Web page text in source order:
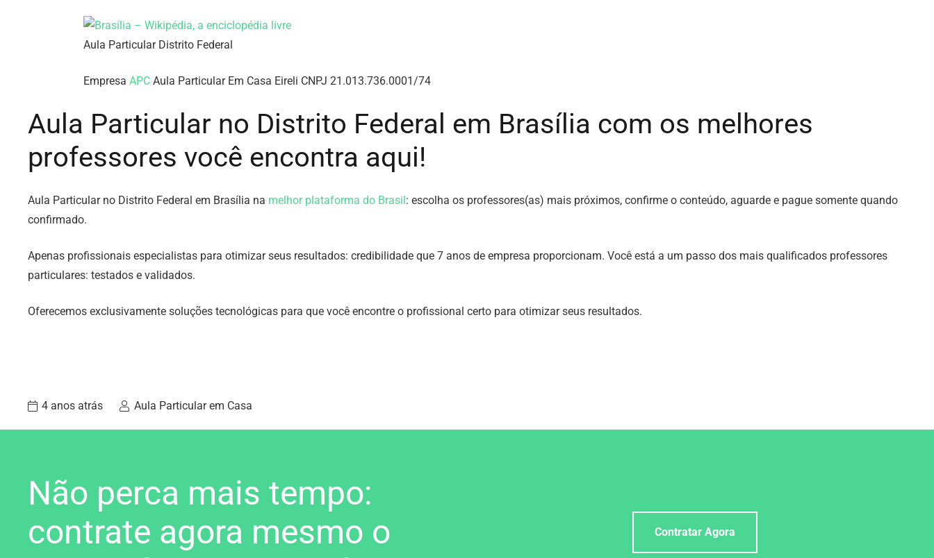
Aula Particular Distrito Federal
Empresa APC Aula Particular Em Casa Eireli CNPJ 21.013.736.0001/74
Aula Particular no Distrito Federal em Brasília com os melhores
professores você encontra aqui!
Aula Particular no Distrito Federal em Brasília na melhor plataforma do Brasil: escolha os professores(as) mais próximos, confirme o conteúdo, aguarde e pague somente quando
confirmado.
Apenas profissionais especialistas para otimizar seus resultados: credibilidade que 7 anos de empresa proporcionam. Você está a um passo dos mais qualificados professores
particulares: testados e validados.
Oferecemos exclusivamente soluções tecnológicas para que você encontre o profissional certo para otimizar seus resultados.
4 anos atrás Aula Particular em Casa
Não perca mais tempo:
contrate agora mesmo o
Contratar Agora